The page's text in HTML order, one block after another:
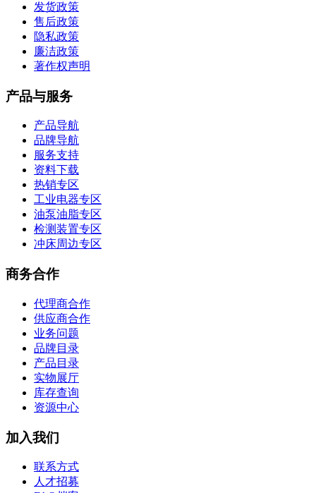
发货政策
售后政策
隐私政策
廉洁政策
著作权声明
产品与服务
产品导航
品牌导航
服务支持
资料下载
热销专区
工业电器专区
油泵油脂专区
检测装置专区
冲床周边专区
商务合作
代理商合作
供应商合作
业务问题
品牌目录
产品目录
实物展厅
库存查询
资源中心
加入我们
联系方式
人才招募